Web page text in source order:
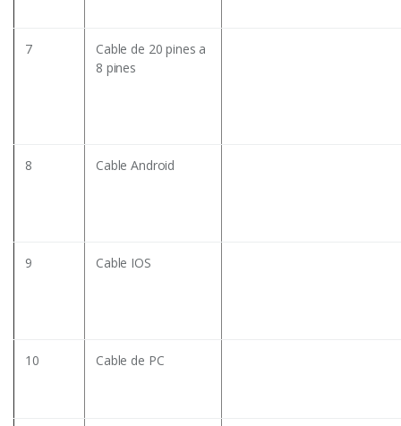
7
Cable de 20 pines a
8 pines
8 Cable Android
9 Cable IOS
10 Cable de PC